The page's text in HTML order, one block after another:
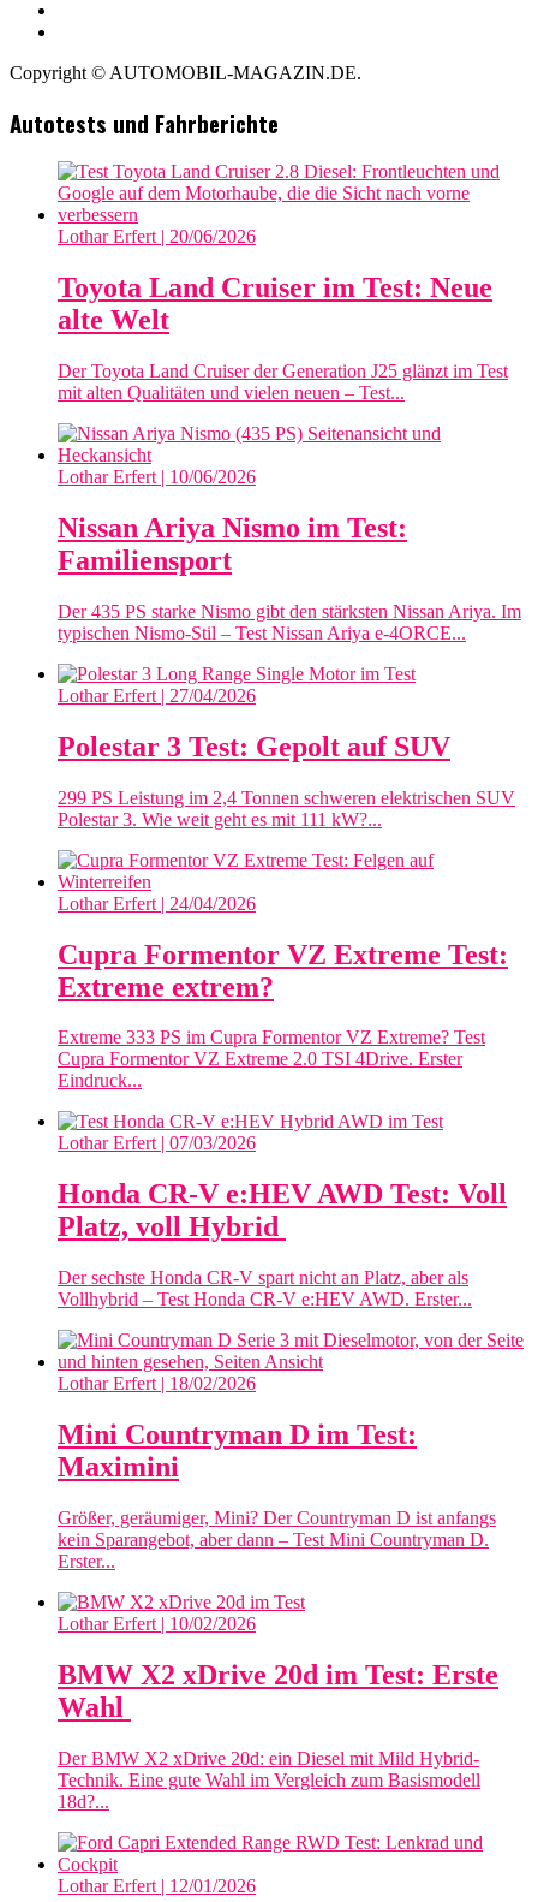
Copyright © AUTOMOBIL-MAGAZIN.DE.
Autotests und Fahrberichte
Lothar Erfert | 20/06/2026
Toyota Land Cruiser im Test: Neue
alte Welt
Der Toyota Land Cruiser der Generation J25 glänzt im Test
mit alten Qualitäten und vielen neuen – Test...
Lothar Erfert | 10/06/2026
Nissan Ariya Nismo im Test:
Familiensport
Der 435 PS starke Nismo gibt den stärksten Nissan Ariya. Im
typischen Nismo-Stil – Test Nissan Ariya e‑4ORCE...
Lothar Erfert | 27/04/2026
Polestar 3 Test: Gepolt auf SUV
299 PS Leistung im 2,4 Tonnen schweren elektrischen SUV
Polestar 3. Wie weit geht es mit 111 kW?...
Lothar Erfert | 24/04/2026
Cupra Formentor VZ Extreme Test:
Extreme extrem?
Extreme 333 PS im Cupra Formentor VZ Extreme? Test
Cupra Formentor VZ Extreme 2.0 TSI 4Drive. Erster
Eindruck...
Lothar Erfert| 07/03/2026
Honda CR-V e:HEV AWD Test: Voll
Platz, voll Hybrid
Der sechste Honda CR-V spart nicht an Platz, aber als
Vollhybrid – Test Honda CR-V e:HEV AWD. Erster...
Lothar Erfert | 18/02/2026
Mini Countryman D im Test:
Maximini
Größer, geräumiger, Mini? Der Countryman D ist anfangs
kein Sparangebot, aber dann – Test Mini Countryman D.
Erster...
Lothar Erfert | 10/02/2026
BMW X2 xDrive 20d im Test: Erste
Wahl
Der BMW X2 xDrive 20d: ein Diesel mit Mild Hybrid-
Technik. Eine gute Wahl im Vergleich zum Basismodell
18d?...
Lothar Erfert | 12/01/2026